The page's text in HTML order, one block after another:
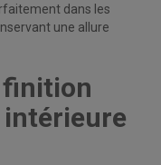
dans les
une allure
finition